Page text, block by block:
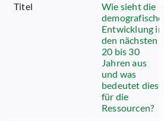
Titel
Wie sieht die
demografische
Entwicklung in
den nächsten
20 bis 30
Jahren aus
und was
bedeutet dies
für die
Ressourcen?